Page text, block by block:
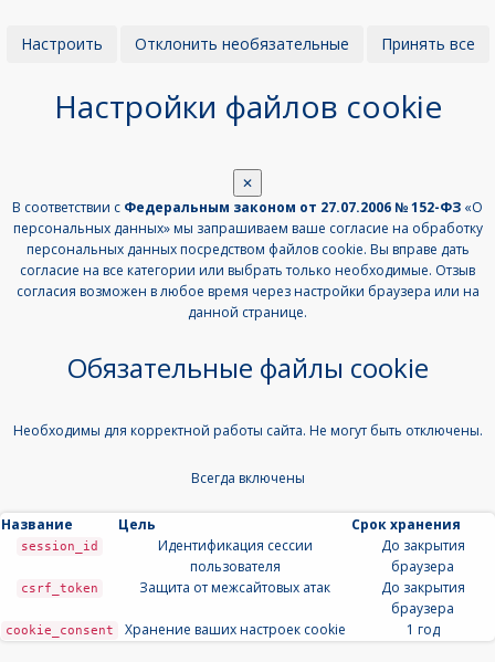
Настроить Отклонить необязательные Принять все
Настройки файлов cookie
✕
В соответствии с Федеральным законом от 27.07.2006 № 152-ФЗ «О
персональных данных» мы запрашиваем ваше согласие на обработку
персональных данных посредством файлов cookie. Вы вправе дать
согласие на все категории или выбрать только необходимые. Отзыв
согласия возможен в любое время через настройки браузера или на
данной странице.
Обязательные файлы cookie
Необходимы для корректной работы сайта. Не могут быть отключены.
Всегда включены
Название Цель Срок хранения
session_id
Идентификация сессии
пользователя
До закрытия
браузера
csrf_token Защита от межсайтовых атак
До закрытия
браузера
cookie_consent Хранение ваших настроек cookie 1 год